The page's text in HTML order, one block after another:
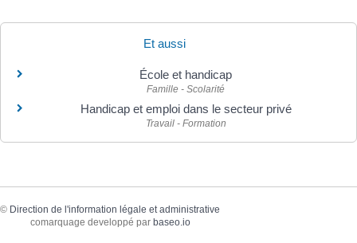
Et aussi
École et handicap
Famille - Scolarité
Handicap et emploi dans le secteur privé
Travail - Formation
© Direction de l'information légale et administrative
comarquage developpé par baseo.io